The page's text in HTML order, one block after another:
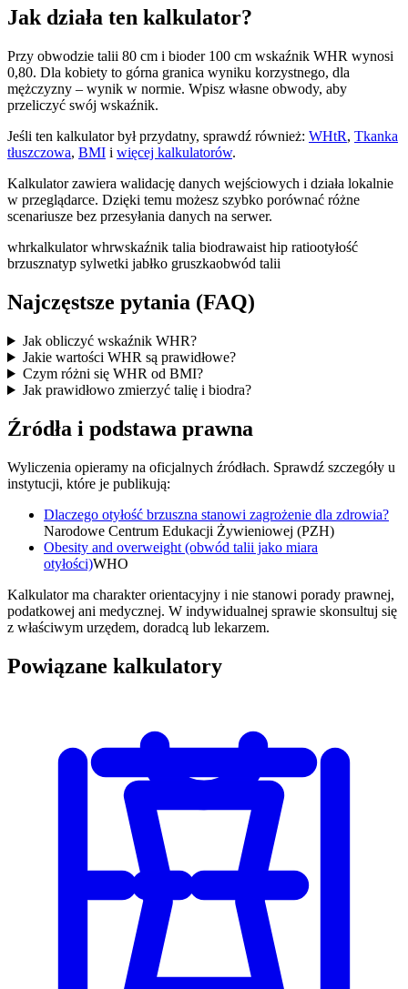
Jak działa ten kalkulator?
Przy obwodzie talii 80 cm i bioder 100 cm wskaźnik WHR wynosi
0,80. Dla kobiety to górna granica wyniku korzystnego, dla
mężczyzny – wynik w normie. Wpisz własne obwody, aby
przeliczyć swój wskaźnik.
Jeśli ten kalkulator był przydatny, sprawdź również: WHtR, Tkanka
tłuszczowa, BMI i więcej kalkulatorów.
Kalkulator zawiera walidację danych wejściowych i działa lokalnie
w przeglądarce. Dzięki temu możesz szybko porównać różne
scenariusze bez przesyłania danych na serwer.
whrkalkulator whrwskaźnik talia biodrawaist hip ratiootyłość
brzusznatyp sylwetki jabłko gruszkaobwód talii
Najczęstsze pytania (FAQ)
Jak obliczyć wskaźnik WHR?
Jakie wartości WHR są prawidłowe?
Czym różni się WHR od BMI?
Jak prawidłowo zmierzyć talię i biodra?
Źródła i podstawa prawna
Wyliczenia opieramy na oficjalnych źródłach. Sprawdź szczegóły u
instytucji, które je publikują:
Dlaczego otyłość brzuszna stanowi zagrożenie dla zdrowia?
Narodowe Centrum Edukacji Żywieniowej (PZH)
Obesity and overweight (obwód talii jako miara
otyłości)WHO
Kalkulator ma charakter orientacyjny i nie stanowi porady prawnej,
podatkowej ani medycznej. W indywidualnej sprawie skonsultuj się
z właściwym urzędem, doradcą lub lekarzem.
Powiązane kalkulatory